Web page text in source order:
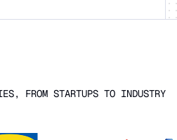
FROM STARTUPS TO INDUSTRY